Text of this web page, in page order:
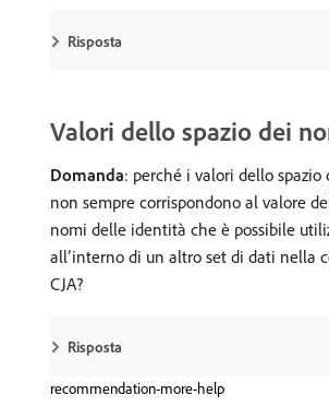
Risposta
Valori dello spazio dei
Domanda: perché i valori dello
non sempre corrispondono al valore
nomi delle identità che è possibile
all’interno di un altro set di dati nella
CJA?
Risposta
recommendation-more-help